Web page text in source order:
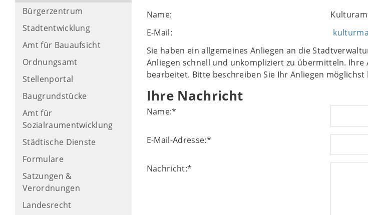
Bürgerzentrum
Stadtentwicklung
Amt für Bauaufsicht
Ordnungsamt
Stellenportal
Baugrundstücke
Amt für
Sozialraumentwicklung
Städtische Dienste
Formulare
Satzungen &
Verordnungen
Landesrecht
Name:
E-Mail:
Sie haben ein allgemeines Anliegen an die
Anliegen schnell und unkompliziert zu übermitteln.
bearbeitet. Bitte beschreiben Sie Ihr Anliegen
Ihre Nachricht
Name:*
E-Mail-Adresse:*
Nachricht:*